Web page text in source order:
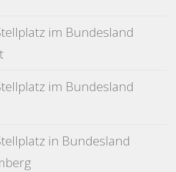
im Bundesland
im Bundesland
in Bundesland